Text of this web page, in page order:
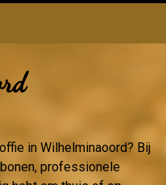
in Wilhelminaoord? Bij
professionele